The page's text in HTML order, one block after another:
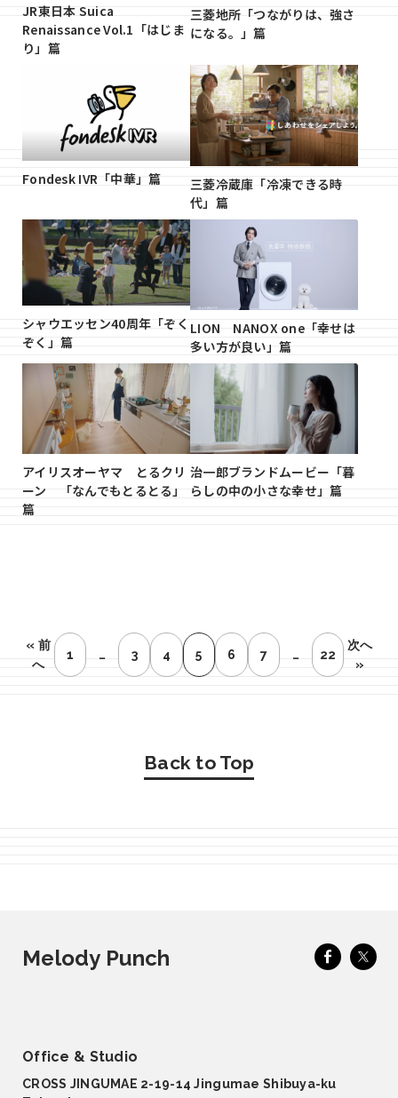
JR東日本 Suica
Renaissance Vol.1「はじま
り」篇
三菱地所「つながりは、強さ
になる。」篇
Fondesk IVR「中華」篇
三菱冷蔵庫「冷凍できる時
代」篇
シャウエッセン40周年「ぞく
ぞく」篇
LION NANOX one「幸せは
多い方が良い」篇
アイリスオーヤマ とるクリ
ーン 「なんでもとるとる」
篇
治一郎ブランドムービー「暮
らしの中の小さな幸せ」篇
« 前
へ
1 … 3 4 5 6 7 … 22
次へ
»
Back to Top
Melody Punch
Office & Studio
CROSS JINGUMAE 2-19-14 Jingumae Shibuya-ku